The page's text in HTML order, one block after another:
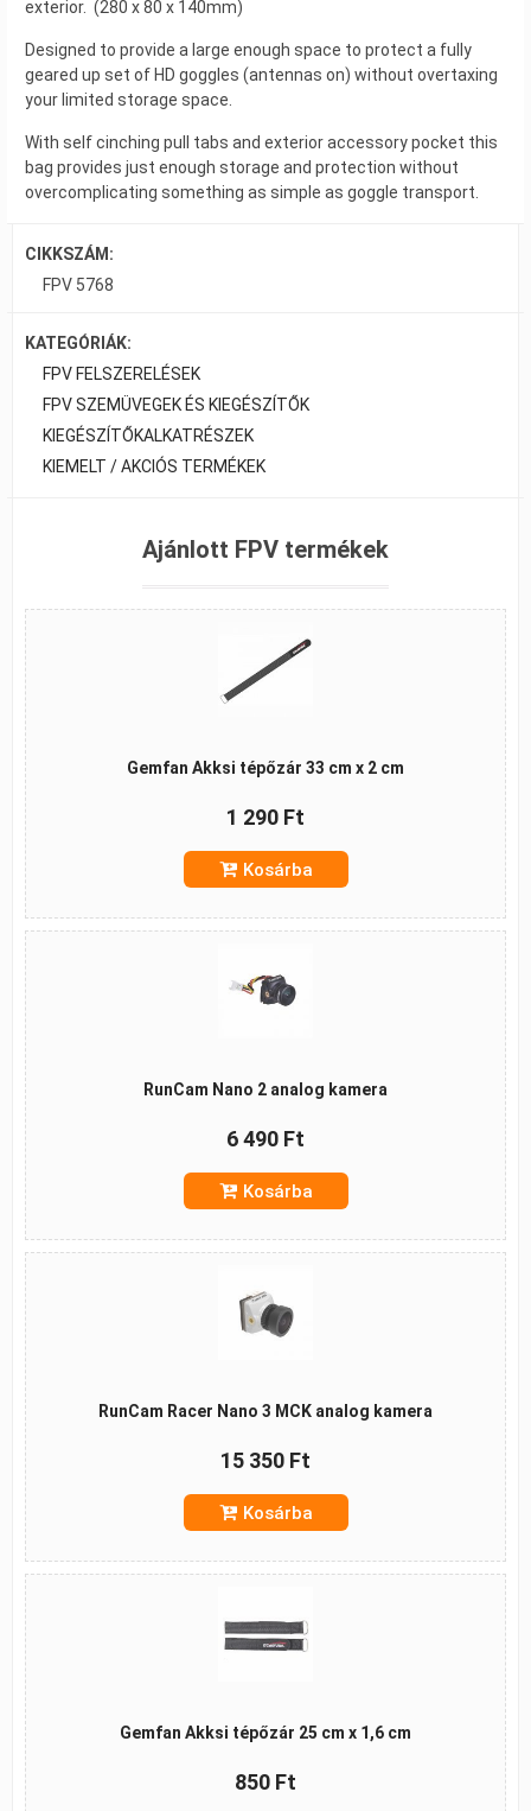
exterior. (280 x 80 x 140mm)
Designed to provide a large enough space to protect a fully
geared up set of HD goggles (antennas on) without overtaxing
your limited storage space.
With self cinching pull tabs and exterior accessory pocket this
bag provides just enough storage and protection without
overcomplicating something as simple as goggle transport.
CIKKSZÁM:
FPV 5768
KATEGÓRIÁK:
FPV FELSZERELÉSEK
FPV SZEMÜVEGEK ÉS KIEGÉSZÍTŐK
KIEGÉSZÍTŐKALKATRÉSZEK
KIEMELT / AKCIÓS TERMÉKEK
Ajánlott FPV termékek
Gemfan Akksi tépőzár 33 cm x 2 cm
1 290 Ft
Kosárba
RunCam Nano 2 analog kamera
6 490 Ft
Kosárba
RunCam Racer Nano 3 MCK analog kamera
15 350 Ft
Kosárba
Gemfan Akksi tépőzár 25 cm x 1,6 cm
850 Ft